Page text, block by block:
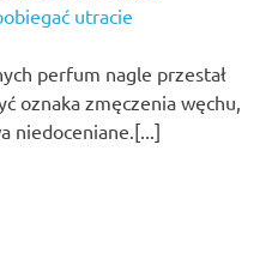
utracie
perfum nagle przestał
oznaka zmęczenia węchu,
niedoceniane.[...]